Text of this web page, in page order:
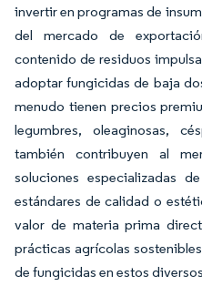
invertir en programas de
del mercado de
contenido de residuos
adoptar fungicidas de baja
menudo tienen precios
legumbres, oleaginosas,
también contribuyen al
soluciones especializadas
estándares de calidad o
valor de materia prima
prácticas agrícolas
de fungicidas en estos